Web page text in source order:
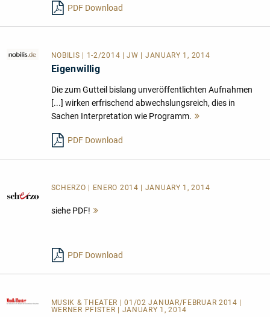
PDF Download
NOBILIS | 1-2/2014 | JW | JANUARY 1, 2014
Eigenwillig
Die zum Gutteil bislang unveröffentlichten Aufnahmen
[...] wirken erfrischend abwechslungsreich, dies in
Sachen Interpretation wie Programm.
PDF Download
SCHERZO | ENERO 2014 | JANUARY 1, 2014
siehe PDF!
PDF Download
MUSIK & THEATER
| 01/02 JANUAR/FEBRUAR 2014 |
WERNER PFISTER | JANUARY 1, 2014